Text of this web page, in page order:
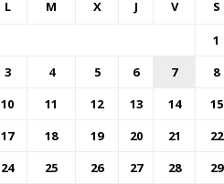
L M X J V S
1
3
4 5 6 7 8
10
11 12 13 14 15
17
18 19 20 21 22
24
25 26 27 28 29